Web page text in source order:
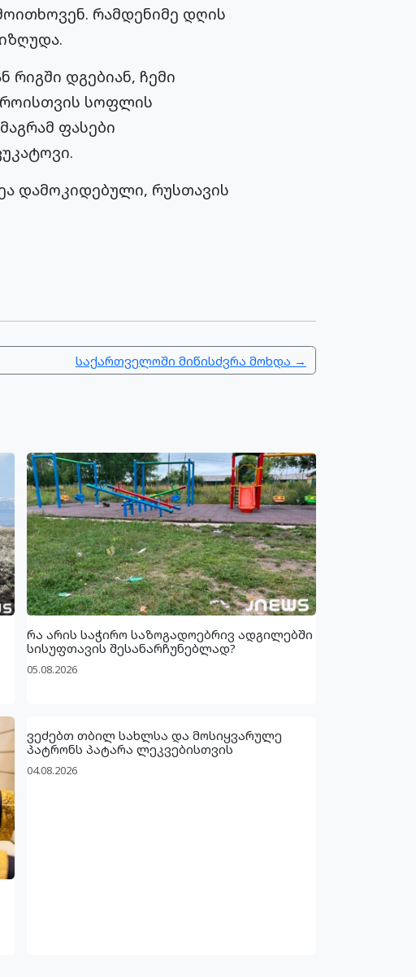
რამდენიმე დღის
რიგში დგებიან, ჩემი
სოფლის
ფასები
დამოკიდებული, რუსთავის
საქართველოში მიწისძვრა მოხდა →
რა არის საჭირო საზოგადოებრივ ადგილებში
სისუფთავის შესანარჩუნებლად?
05.08.2026
ვეძებთ თბილ სახლსა და მოსიყვარულე
პატრონს პატარა ლეკვებისთვის
04.08.2026